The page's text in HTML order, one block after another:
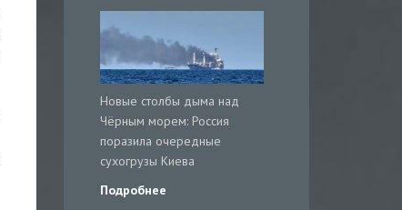
Новые столбы дыма над
Чёрным морем: Россия
поразила очередные
сухогрузы Киева
Подробнее